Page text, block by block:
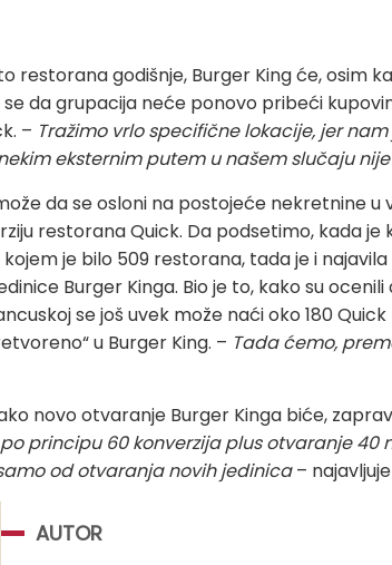
restorana godišnje, Burger King će, osim
da grupacija neće ponovo pribeći
– Tražimo vrlo specifične lokacije, jer
eksternim putem u našem slučaju
da se osloni na postojeće nekretnine
restorana Quick. Da podsetimo, kada
je bilo 509 restorana, tada je i
Burger Kinga. Bio je to, kako su
se još uvek može naći oko 180
u Burger King. – Tada ćemo,
novo otvaranje Burger Kinga biće,
principu 60 konverzija plus otvaranje 40
od otvaranja novih jedinica–
AUTOR